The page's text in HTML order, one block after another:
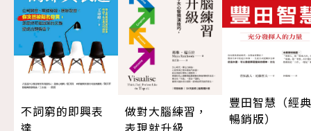
不詞窮的即興表
達
做對大腦練習，
表現就升級
豐田智慧（經典
暢銷版）